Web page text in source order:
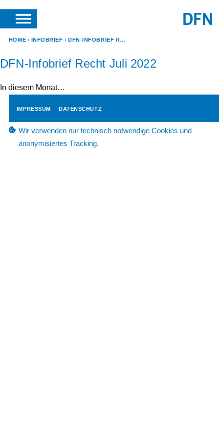
SUCHE ANFRAGEN & KONTAKT
HOME INFOBRIEF DFN-INFOBRIEF RECHT JULI 2022
DFN-Infobrief Recht Juli 2022
In diesem Monat…
IMPRESSUM DATENSCHUTZ
Wir verwenden nur technisch notwendige Cookies und
anonymisiertes Tracking.